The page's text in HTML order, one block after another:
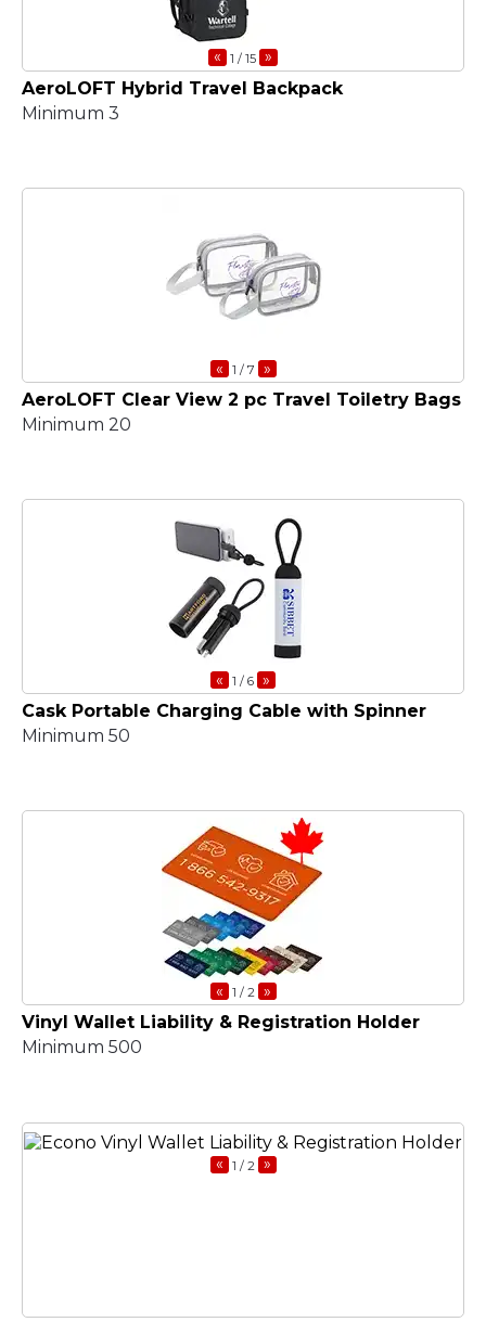
« 1 / 15 »
AeroLOFT Hybrid Travel Backpack
Minimum 3
« 1 / 7 »
AeroLOFT Clear View 2 pc Travel Toiletry Bags
Minimum 20
« 1 / 6 »
Cask Portable Charging Cable with Spinner
Minimum 50
« 1 / 2 »
Vinyl Wallet Liability & Registration Holder
Minimum 500
« 1 / 2 »